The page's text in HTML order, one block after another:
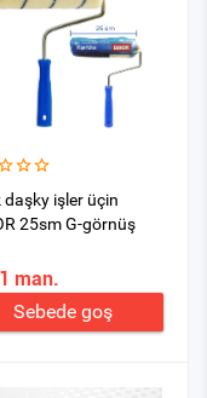
daşky işler üçin
25sm G-görnüş
man.
Sebede goş